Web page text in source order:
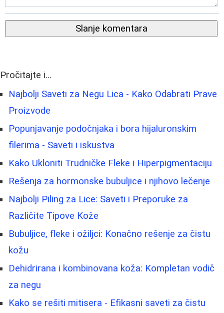
Slanje komentara
Pročitajte i...
Najbolji Saveti za Negu Lica - Kako Odabrati Prave
Proizvode
Popunjavanje podočnjaka i bora hijaluronskim
filerima - Saveti i iskustva
Kako Ukloniti Trudničke Fleke i Hiperpigmentaciju
Rešenja za hormonske bubuljice i njihovo lečenje
Najbolji Piling za Lice: Saveti i Preporuke za
Različite Tipove Kože
Bubuljice, fleke i ožiljci: Konačno rešenje za čistu
kožu
Dehidrirana i kombinovana koža: Kompletan vodič
za negu
Kako se rešiti mitisera - Efikasni saveti za čistu